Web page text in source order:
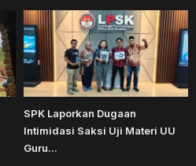
SPK Laporkan Dugaan
Intimidasi Saksi Uji Materi UU
Guru...